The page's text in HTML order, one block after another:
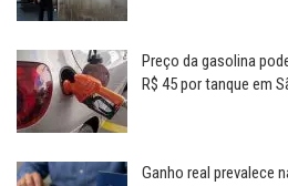
Preço da gasolina
R$ 45 por tanque em
Ganho real prevalece